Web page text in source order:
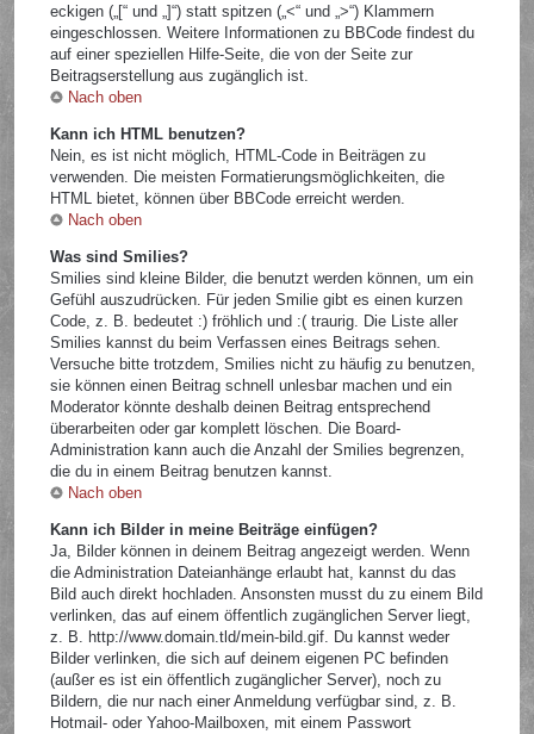
eckigen („[“ und „]“) statt spitzen („<“ und „>“) Klammern
eingeschlossen. Weitere Informationen zu BBCode findest du
auf einer speziellen Hilfe-Seite, die von der Seite zur
Beitragserstellung aus zugänglich ist.
Nach oben
Kann ich HTML benutzen?
Nein, es ist nicht möglich, HTML-Code in Beiträgen zu
verwenden. Die meisten Formatierungsmöglichkeiten, die
HTML bietet, können über BBCode erreicht werden.
Nach oben
Was sind Smilies?
Smilies sind kleine Bilder, die benutzt werden können, um ein
Gefühl auszudrücken. Für jeden Smilie gibt es einen kurzen
Code, z. B. bedeutet :) fröhlich und :( traurig. Die Liste aller
Smilies kannst du beim Verfassen eines Beitrags sehen.
Versuche bitte trotzdem, Smilies nicht zu häufig zu benutzen,
sie können einen Beitrag schnell unlesbar machen und ein
Moderator könnte deshalb deinen Beitrag entsprechend
überarbeiten oder gar komplett löschen. Die Board-
Administration kann auch die Anzahl der Smilies begrenzen,
die du in einem Beitrag benutzen kannst.
Nach oben
Kann ich Bilder in meine Beiträge einfügen?
Ja, Bilder können in deinem Beitrag angezeigt werden. Wenn
die Administration Dateianhänge erlaubt hat, kannst du das
Bild auch direkt hochladen. Ansonsten musst du zu einem Bild
verlinken, das auf einem öffentlich zugänglichen Server liegt,
z. B. http://www.domain.tld/mein-bild.gif. Du kannst weder
Bilder verlinken, die sich auf deinem eigenen PC befinden
(außer es ist ein öffentlich zugänglicher Server), noch zu
Bildern, die nur nach einer Anmeldung verfügbar sind, z. B.
Hotmail- oder Yahoo-Mailboxen, mit einem Passwort